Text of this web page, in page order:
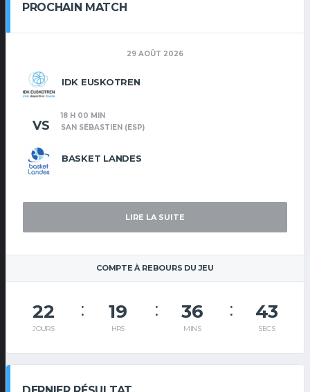
PROCHAIN MATCH
29 AOÛT 2026
IDK EUSKOTREN
BASKET LANDES
VS
18 H 00 MIN
SAN SÉBASTIEN (ESP)
LIRE LA SUITE
COMPTE À REBOURS DU JEU
22
JOURS
19
HRS
36
MINS
43
SECS